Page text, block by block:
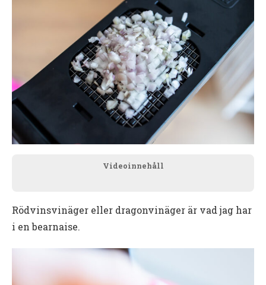
Videoinnehåll
Rödvinsvinäger eller dragonvinäger är vad jag har
i en bearnaise.